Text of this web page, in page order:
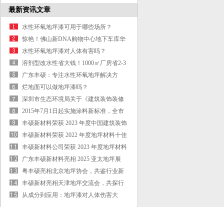
供应商
最新资讯文章
水性环氧地坪漆可用于哪些场所？
惊艳！佛山新DNA购物中心地下车库华
丽变身！
水性环氧地坪漆对人体有害吗？
溶剂型改水性省大钱！1000㎡厂房省2-3
万，全生命周期成本直降30%
广东丰硕：专注水性环氧地坪解决方
案，靠谱厂家直供（适配环保验收+多场
景需求）
烂地面可以做地坪漆吗？
深圳市生态环境局关于《建筑装饰装修
涂料与胶粘剂有害物质限量》的解读
2015年7月1日起实施涂料新标准，全市
禁用溶剂型涂料（油漆）
丰硕新材料荣获 2023 年度中国建筑装饰
地坪示范工程奖
丰硕新材料荣获 2022 年度地坪材料十佳
供应商
丰硕新材料公司荣获 2023 年度地坪材料
品牌十强荣誉
广东丰硕新材料亮相 2025 亚太地坪展
粤丰硕亮相北京地坪协会，共鉴行业新
程
丰硕新材亮相天津地坪交流会，共探行
业发展
从成分到应用：地坪漆对人体伤害大